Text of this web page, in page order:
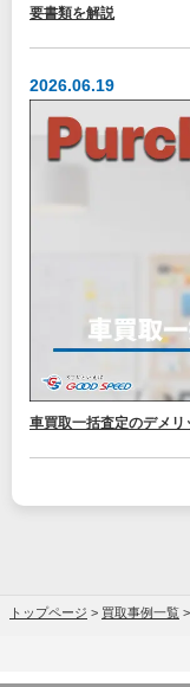
要書類を解説
2026.06.19
車買取一括査定のデメ
トップページ > 買取事例一覧 >